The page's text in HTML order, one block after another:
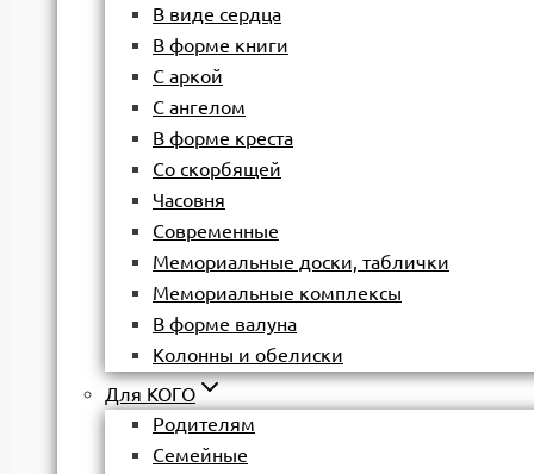
В виде сердца
В форме книги
С аркой
С ангелом
В форме креста
Со скорбящей
Часовня
Современные
Мемориальные доски, таблички
Мемориальные комплексы
В форме валуна
Колонны и обелиски
Для КОГО
Родителям
Семейные